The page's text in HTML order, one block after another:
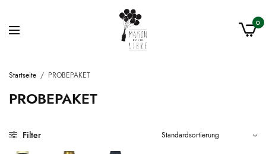
0
Startseite / PROBEPAKET
PROBEPAKET
Filter